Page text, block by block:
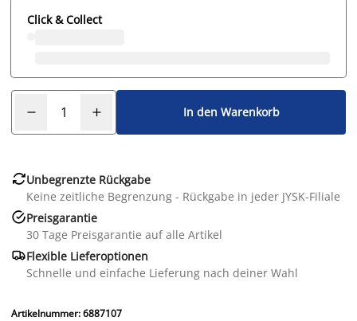
Click & Collect
In den Warenkorb
Unbegrenzte Rückgabe
Keine zeitliche Begrenzung - Rückgabe in jeder JYSK-Filiale
Preisgarantie
30 Tage Preisgarantie auf alle Artikel
Flexible Lieferoptionen
Schnelle und einfache Lieferung nach deiner Wahl
Artikelnummer: 6887107